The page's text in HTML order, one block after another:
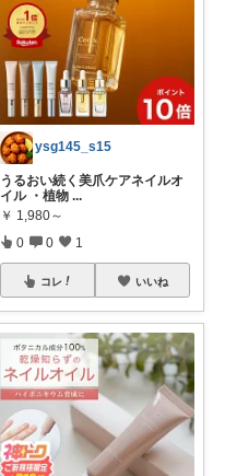
ysg145_s15
うるおい続く美爪ケアネイルオ
イル ・植物 ...
￥ 1,980～
0 0 1
コレ いいね